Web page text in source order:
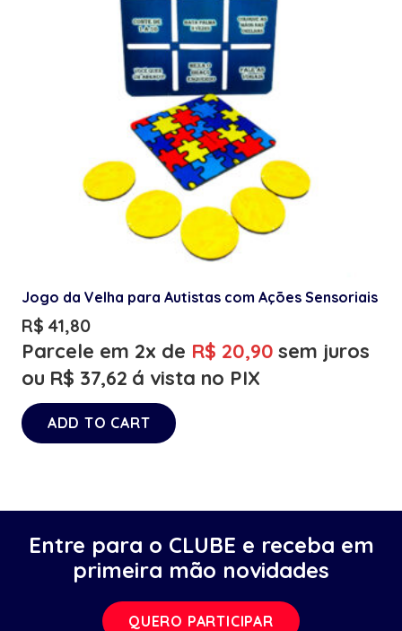
Jogo da Velha para Autistas com Ações Sensoriais
R$ 41,80
Parcele em 2x de R$ 20,90 sem juros
ou R$ 37,62 á vista no PIX
ADD TO CART
Entre para o CLUBE e receba em
primeira mão novidades
QUERO PARTICIPAR